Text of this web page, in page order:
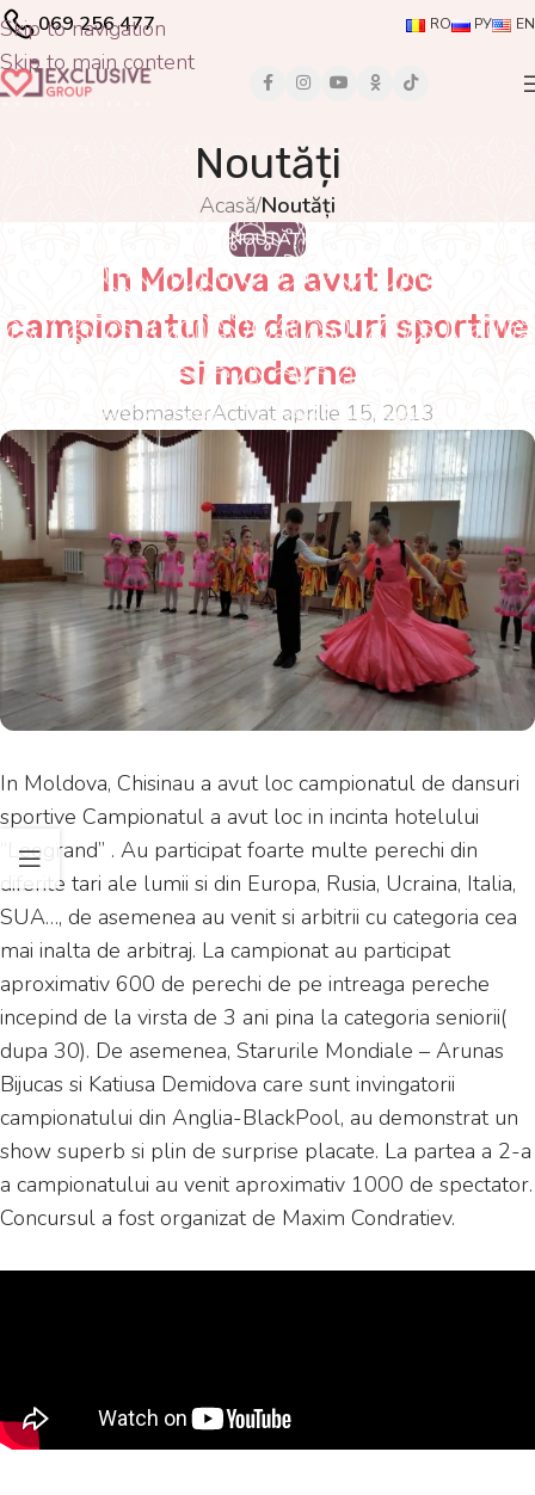
Skip to navigation
Skip to main content
069 256 477 RO РУ EN
Noutăți
Acasă/Noutăți
NOUTĂȚI
In Moldova a avut loc
campionatul de dansuri sportive
si moderne
webmasterActivat aprilie 15, 2013
In Moldova, Chisinau a avut loc campionatul de dansuri
sportive Campionatul a avut loc in incinta hotelului
“Leogrand” . Au participat foarte multe perechi din
diferite tari ale lumii si din Europa, Rusia, Ucraina, Italia,
SUA…, de asemenea au venit si arbitrii cu categoria cea
mai inalta de arbitraj. La campionat au participat
aproximativ 600 de perechi de pe intreaga pereche
incepind de la virsta de 3 ani pina la categoria seniorii(
dupa 30). De asemenea, Starurile Mondiale – Arunas
Bijucas si Katiusa Demidova care sunt invingatorii
campionatului din Anglia-BlackPool, au demonstrat un
show superb si plin de surprise placate. La partea a 2-a
a campionatului au venit aproximativ 1000 de spectator.
Concursul a fost organizat de Maxim Condratiev.